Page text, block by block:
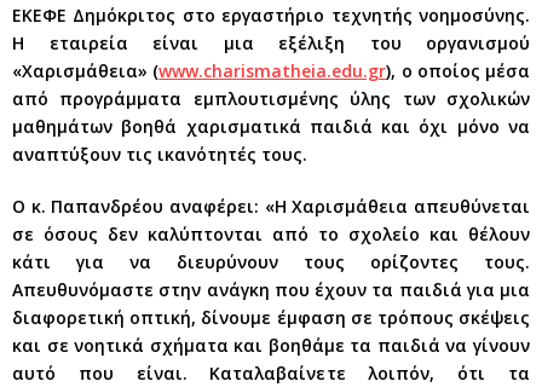
ΕΚΕΦΕ Δημόκριτος στο εργαστήριο τεχνητής νοημοσύνης.
Η εταιρεία είναι μια εξέλιξη του οργανισμού
«Χαρισμάθεια» (www.charismatheia.edu.gr), ο οποίος μέσα
από προγράμματα εμπλουτισμένης ύλης των σχολικών
μαθημάτων βοηθά χαρισματικά παιδιά και όχι μόνο να
αναπτύξουν τις ικανότητές τους.
Ο κ. Παπανδρέου αναφέρει: «Η Χαρισμάθεια απευθύνεται
σε όσους δεν καλύπτονται από το σχολείο και θέλουν
κάτι για να διευρύνουν τους ορίζοντες τους.
Απευθυνόμαστε στην ανάγκη που έχουν τα παιδιά για μια
διαφορετική οπτική, δίνουμε έμφαση σε τρόπους σκέψεις
και σε νοητικά σχήματα και βοηθάμε τα παιδιά να γίνουν
αυτό που είναι. Καταλαβαίνετε λοιπόν, ότι τα